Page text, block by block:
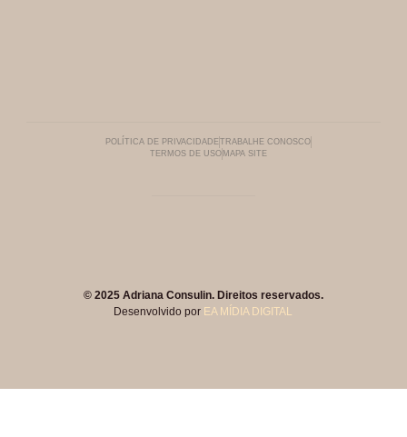
POLÍTICA DE PRIVACIDADE TRABALHE CONOSCO
TERMOS DE USO MAPA SITE
© 2025 Adriana Consulin. Direitos reservados.
Desenvolvido por EA MÍDIA DIGITAL